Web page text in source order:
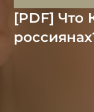
[PDF] Что